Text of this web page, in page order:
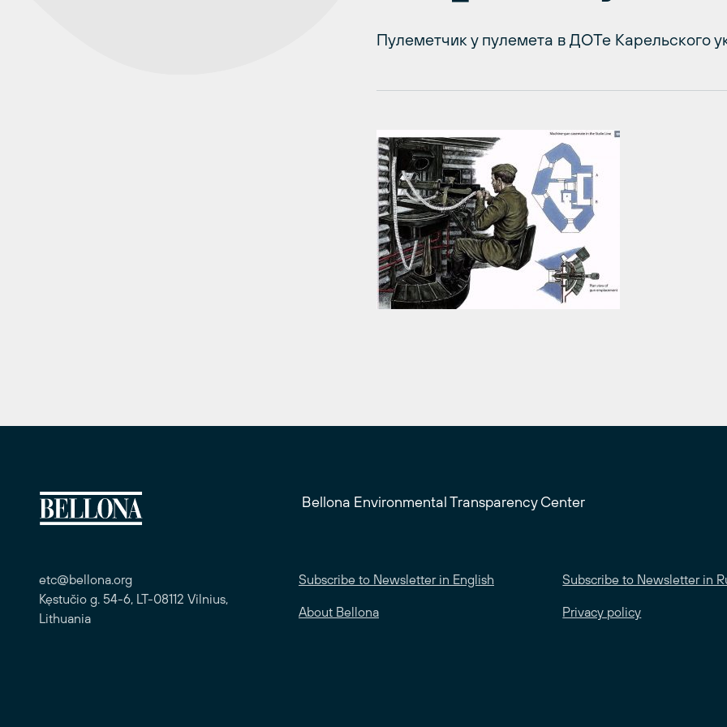
Пулеметчик у пулемета в ДОТе Карельского
Bellona Environmental Transparency Center
etc@bellona.org
Kęstučio g. 54-6, LT-08112 Vilnius,
Lithuania
Subscribe to Newsletter in English Subscribe to Newsletter in
About Bellona Privacy policy